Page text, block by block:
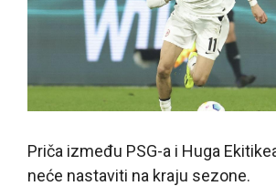
Priča između PSG-a i Huga
neće nastaviti na kraju sezone.